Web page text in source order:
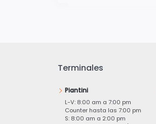
Terminales
Piantini
L-V: 8:00 am a 7:00 pm
Counter hasta las 7:00 pm
S: 8:00 am a 2:00 pm